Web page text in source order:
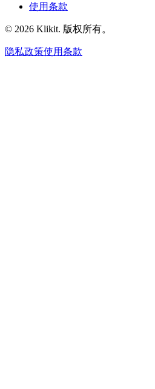
使用条款
© 2026 Klikit. 版权所有。
隐私政策使用条款